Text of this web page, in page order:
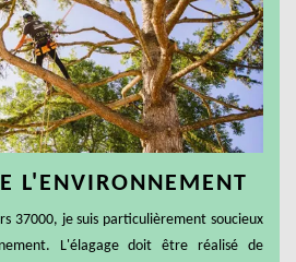
L'ENVIRONNEMENT
37000, je suis particulièrement soucieux
L'élagage doit être réalisé de